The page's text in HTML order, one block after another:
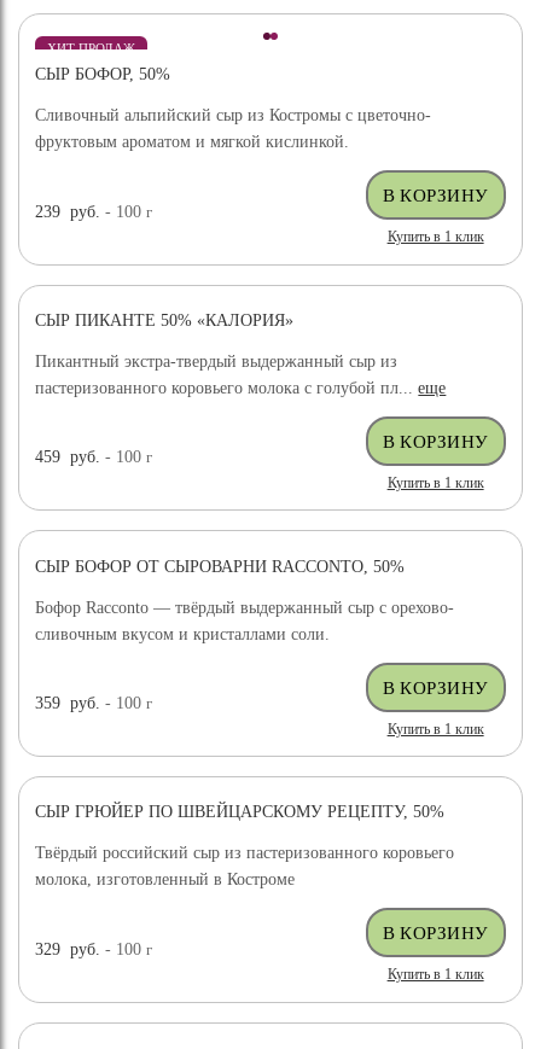
ХИТ ПРОДАЖ
СЫР БОФОР, 50%
Сливочный альпийский сыр из Костромы с цветочно-
фруктовым ароматом и мягкой кислинкой.
239 руб. - 100г
Купить в 1 клик
СЫР ПИКАНТЕ 50% «КАЛОРИЯ»
Пикантный экстра-твердый выдержанный сыр из
пастеризованного коровьего молока с голубой пл...еще
459 руб. - 100г
Купить в 1 клик
СЫР БОФОР ОТ СЫРОВАРНИ RACCONTO, 50%
Бофор Racconto — твёрдый выдержанный сыр с орехово-
сливочным вкусом и кристаллами соли.
359 руб. - 100г
Купить в 1 клик
ХИТ ПРОДАЖ
СЫР ГРЮЙЕР ПО ШВЕЙЦАРСКОМУ РЕЦЕПТУ, 50%
Твёрдый российский сыр из пастеризованного коровьего
молока, изготовленный в Костроме
329 руб. - 100г
Купить в 1 клик